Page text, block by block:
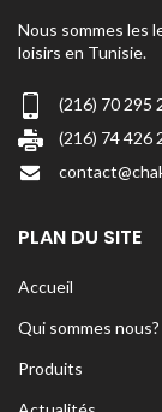
Nous sommes les
loisirs en Tunisie.
(216) 70 295
(216) 74 426
PLAN DU SITE
Accueil
Qui sommes nous?
Produits